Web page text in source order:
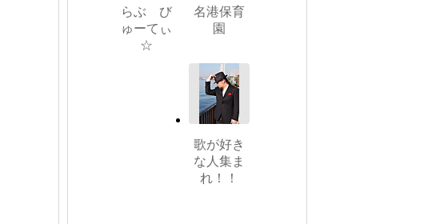
らぶ び
ゅーてぃ
☆
名港保育
園
歌が好き
な人集ま
れ！！